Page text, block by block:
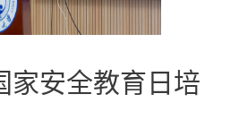
家安全教育日培